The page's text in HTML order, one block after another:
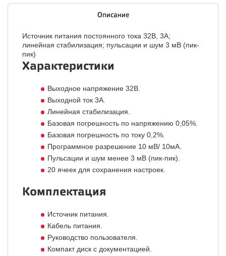
Описание
Источник питания постоянного тока 32В, 3А;
линейная стабилизация; пульсации и шум 3 мВ (пик-
пик)
Характеристики
Выходное напряжение 32В.
Выходной ток 3А.
Линейная стабилизация.
Базовая погрешность по напряжению 0,05%.
Базовая погрешность по току 0,2%.
Программное разрешение 10 мВ/ 10мА.
Пульсации и шум менее 3 мВ (пик-пик).
20 ячеек для сохранения настроек.
Комплектация
Источник питания.
Кабель питания.
Руководство пользователя.
Компакт диск с документацией.